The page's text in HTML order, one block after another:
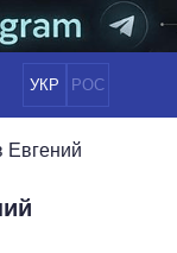
УКР РОС
Евгений